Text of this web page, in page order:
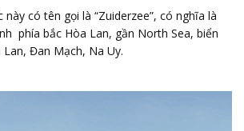
này có tên gọi là “Zuiderzee”, có nghĩa là
phía bắc Hòa Lan, gần North Sea, biển
Đan Mạch, Na Uy.